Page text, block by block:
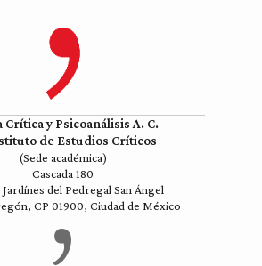
Crítica y Psicoanálisis A. C.
de Estudios Críticos
(Sede académica)
Cascada 180
del Pedregal San Ángel
CP 01900, Ciudad de México